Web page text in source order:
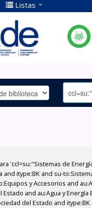
Listas
'ccl=su:"Sistemas de
itype:BK and su-
y Accesorios and
Estado and au:Agua y
del Estado and